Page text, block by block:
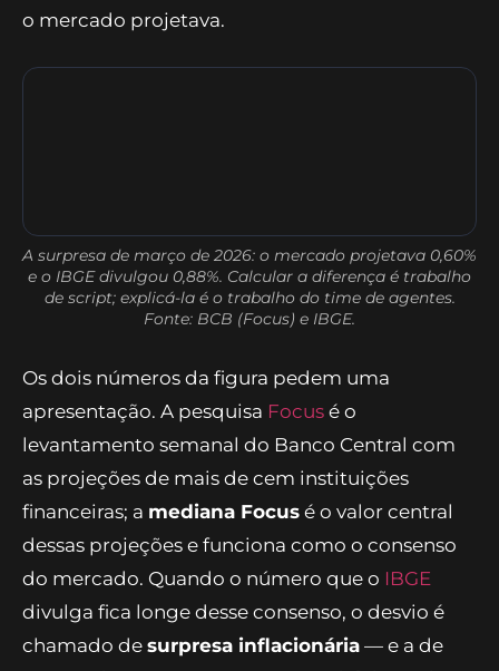
o mercado projetava.
de script; explicá-la é o trabalho do time de agentes.
Fonte: BCB (Focus) e IBGE.
apresentação. A pesquisa
levantamento semanal do Banco Central com
as projeções de mais de cem instituições
mediana Focus
é o valor central
dessas projeções e funciona como o consenso
do mercado. Quando o número que o